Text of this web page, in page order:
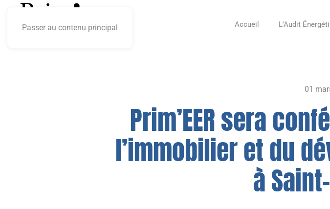
Passer au contenu principal Accueil L'Audit
01
Prim’EER sera
l’immobilier et du
à